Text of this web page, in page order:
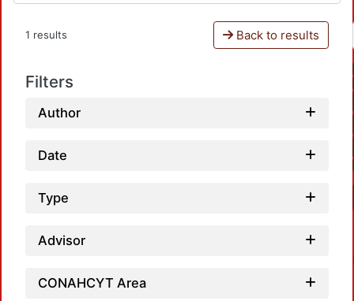
1 results Back to results
Filters
Author
Date
Type
Advisor
CONAHCYT Area